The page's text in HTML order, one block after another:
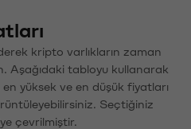
kripto varlıkların zaman
Aşağıdaki tabloyu kullanarak
en yüksek ve en düşük fiyatları
Seçtiğiniz
çevrilmiştir.